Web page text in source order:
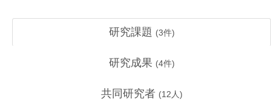
研究課題 (3件)
研究成果 (4件)
共同研究者 (12 人)